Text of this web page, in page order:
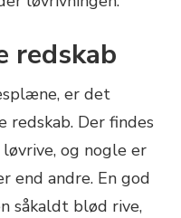
redskab
er det
Der findes
og nogle er
andre. En god
såkaldt blød rive,